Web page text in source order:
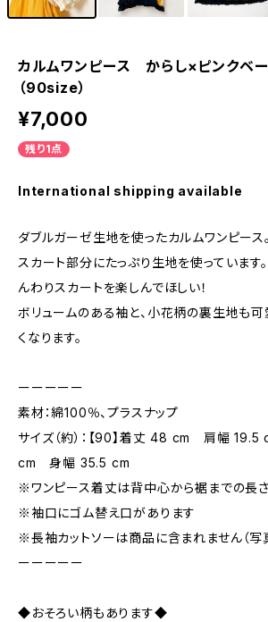
カルムワンピース からし×ピンクベ
（90size）
¥7,000
残り1点
International shipping available
ダブルガーゼ生地を使ったカルムワンピース。
スカート部分にたっぷり生地を使っています
んわりスカートを楽しんでほしい！
ボリュームのある袖と、小花柄の裏生地も可
くなります。
ーーーーー
素材：綿100％、プラスナップ
サイズ（約）：【90】着丈 48 cm 肩幅
cm 身幅 35.5 cm
※ワンピース着丈は背中心から裾までの長
※袖口にゴム替え口があります
※長袖カットソーは商品に含まれません（写
ーーーーー
◆おそろい柄もあります◆